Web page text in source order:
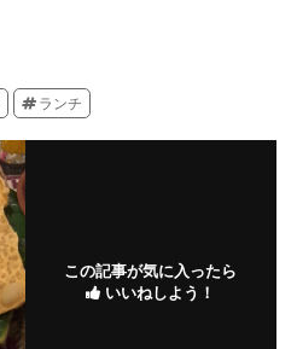
ランチ
この記事が気に入ったら
いいねしよう！